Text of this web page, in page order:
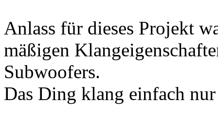
Anlass für dieses Projekt
mäßigen
Subwoofers.
Das Ding klang einfach